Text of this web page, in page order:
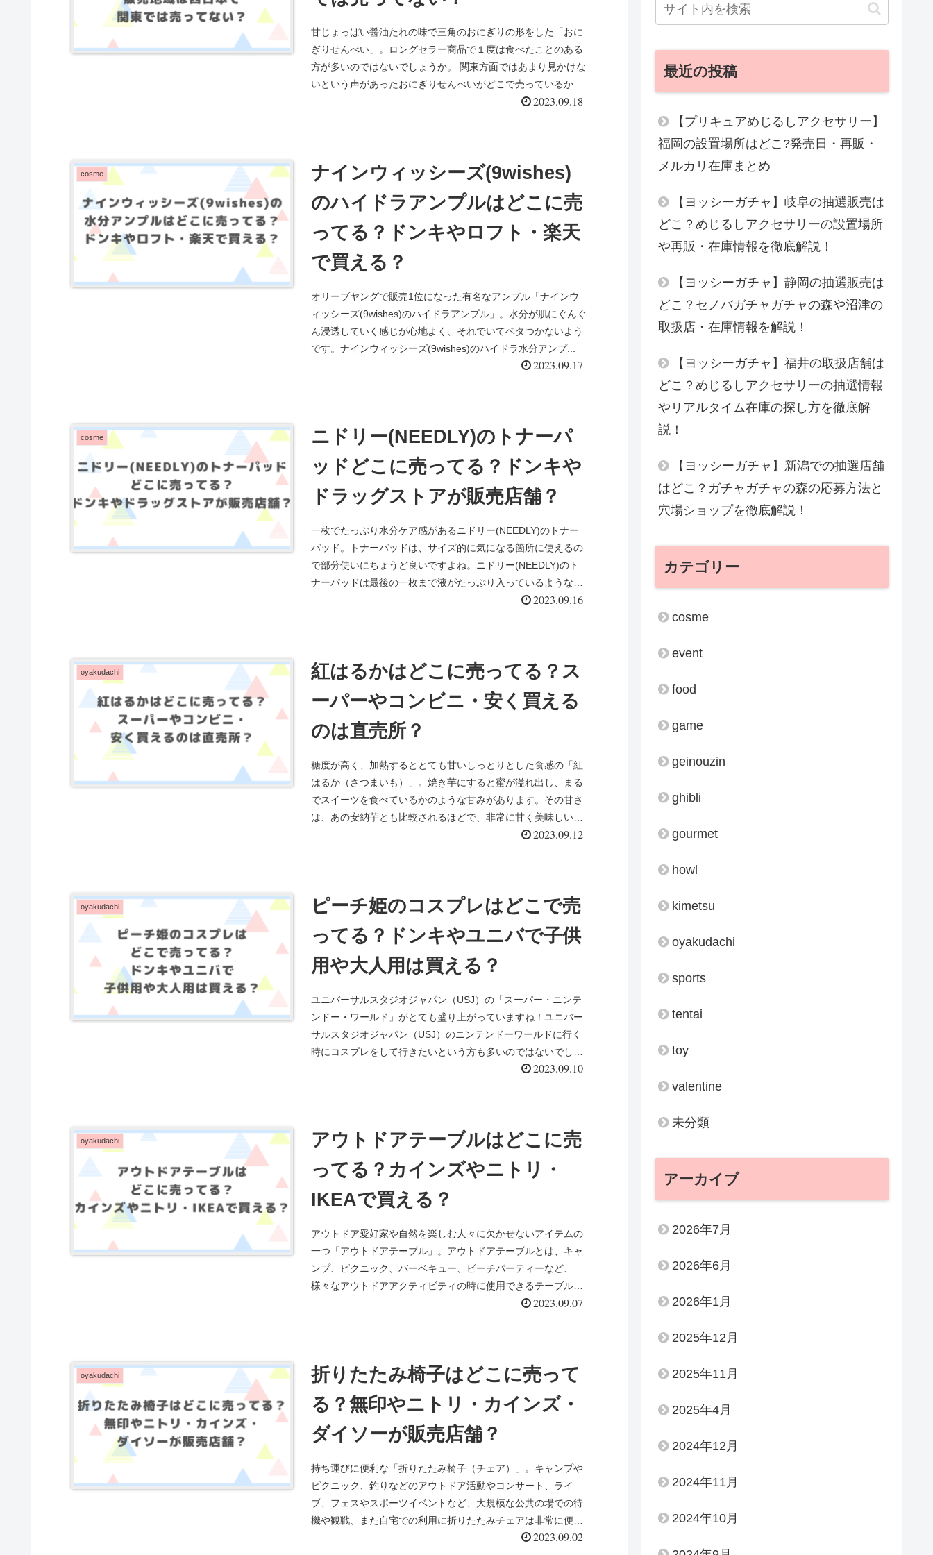
甘じょっぱい醤油たれの味で三角のおにぎりの形をした「おに
ぎりせんべい」。ロングセラー商品で１度は食べたことのある
方が多いのではないでしょうか。 関東方面ではあまり見かけな
いという声があったおにぎりせんべいがどこで売っているか調
2023.09.18
cosme
ナインウィッシーズ(9wishes)
のハイドラアンプルはどこに売
ってる？ドンキやロフト・楽天
で買える？
オリーブヤングで販売1位になった有名なアンプル「ナインウ
ィッシーズ(9wishes)のハイドラアンプル」。水分が肌にぐんぐ
ん浸透していく感じが心地よく、それでいてベタつかないよう
です。ナインウィッシーズ(9wishes)のハイドラ水分アンプ...
2023.09.17
cosme
ニドリー(NEEDLY)のトナーパ
ッドどこに売ってる？ドンキや
ドラッグストアが販売店舗？
一枚でたっぷり水分ケア感があるニドリー(NEEDLY)のトナー
パッド。トナーパッドは、サイズ的に気になる箇所に使えるの
で部分使いにちょうど良いですよね。ニドリー(NEEDLY)のト
ナーパッドは最後の一枚まで液がたっぷり入っているようなの
2023.09.16
oyakudachi
紅はるかはどこに売ってる？ス
ーパーやコンビニ・安く買える
のは直売所？
糖度が高く、加熱するととても甘いしっとりとした食感の「紅
はるか（さつまいも）」。焼き芋にすると蜜が溢れ出し、まる
でスイーツを食べているかのような甘みがあります。その甘さ
は、あの安納芋とも比較されるほどで、非常に甘く美味しい焼
2023.09.12
oyakudachi
ピーチ姫のコスプレはどこで売
ってる？ドンキやユニバで子供
用や大人用は買える？
ユニバーサルスタジオジャパン（USJ）の「スーパー・ニンテ
ンドー・ワールド」がとても盛り上がっていますね！ユニバー
サルスタジオジャパン（USJ）のニンテンドーワールドに行く
時にコスプレをして行きたいという方も多いのではないでしょ
2023.09.10
oyakudachi
アウトドアテーブルはどこに売
ってる？カインズやニトリ・
IKEAで買える？
アウトドア愛好家や自然を楽しむ人々に欠かせないアイテムの
一つ「アウトドアテーブル」。アウトドアテーブルとは、キャ
ンプ、ピクニック、バーベキュー、ビーチパーティーなど、
様々なアウトドアアクティビティの時に使用できるテーブルで
2023.09.07
oyakudachi
折りたたみ椅子はどこに売って
る？無印やニトリ・カインズ・
ダイソーが販売店舗？
持ち運びに便利な「折りたたみ椅子（チェア）」。キャンプや
ピクニック、釣りなどのアウトドア活動やコンサート、ライ
ブ、フェスやスポーツイベントなど、大規模な公共の場での待
機や観戦、また自宅での利用に折りたたみチェアは非常に便利
2023.09.02
最近の投稿
【プリキュアめじるしアクセサリー】
福岡の設置場所はどこ?発売日・再販・
メルカリ在庫まとめ
【ヨッシーガチャ】岐阜の抽選販売は
どこ？めじるしアクセサリーの設置場所
や再販・在庫情報を徹底解説！
【ヨッシーガチャ】静岡の抽選販売は
どこ？セノバガチャガチャの森や沼津の
取扱店・在庫情報を解説！
【ヨッシーガチャ】福井の取扱店舗は
どこ？めじるしアクセサリーの抽選情報
やリアルタイム在庫の探し方を徹底解
説！
【ヨッシーガチャ】新潟での抽選店舗
はどこ？ガチャガチャの森の応募方法と
穴場ショップを徹底解説！
カテゴリー
cosme
event
food
game
geinouzin
ghibli
gourmet
howl
kimetsu
oyakudachi
sports
tentai
toy
valentine
未分類
アーカイブ
2026年7月
2026年6月
2026年1月
2025年12月
2025年11月
2025年4月
2024年12月
2024年11月
2024年10月